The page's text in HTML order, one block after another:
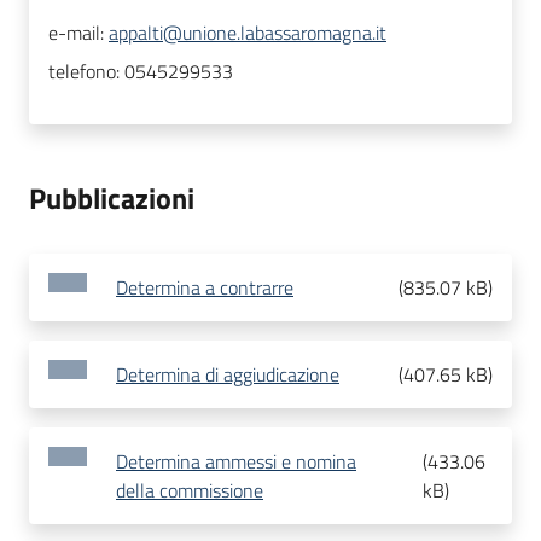
e-mail:appalti@unione.labassaromagna.it
telefono:0545299533
Pubblicazioni
Determina a contrarre (835.07 kB)
Determina di aggiudicazione (407.65 kB)
Determina ammessi e nomina
della commissione
(433.06
kB)